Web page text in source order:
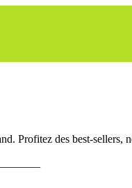
Profitez des best-sellers,